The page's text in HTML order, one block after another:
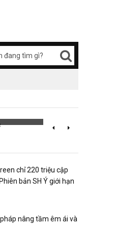
brake
chỉ 220 triệu cập
bản SH Ý giới hạn
nâng tầm êm ái và